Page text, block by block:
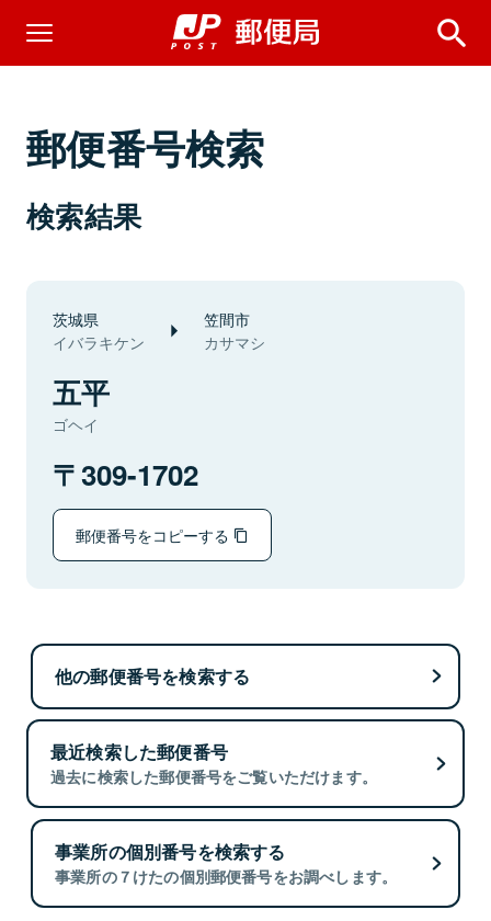
郵便番号検索
検索結果
茨城県
イバラキケン
笠間市
カサマシ
五平
ゴヘイ
309-1702
郵便番号をコピーする
他の郵便番号を検索する
最近検索した郵便番号
過去に検索した郵便番号をご覧いただけます。
事業所の個別番号を検索する
事業所の７けたの個別郵便番号をお調べします。